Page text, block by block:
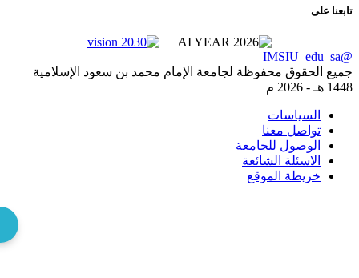
على
الحقوق محفوظة لجامعة الإمام محمد بن سعود الإسلامية
هـ -
2026 م
السياسات
تواصل معنا
الوصول للجامعة
الاسئلة الشائعة
خريطة الموقع